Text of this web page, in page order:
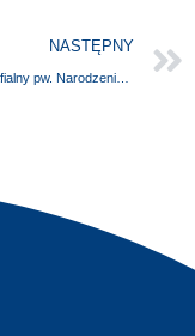
NASTĘPNY
Kościół parafialny pw. Narodzenia Najświętszej Maryi Panny